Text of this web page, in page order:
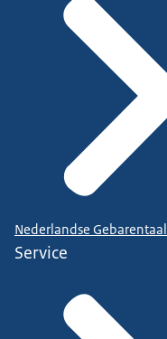
Nederlandse Gebarentaal
Service